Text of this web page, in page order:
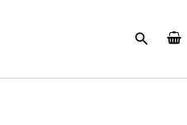
Поиск